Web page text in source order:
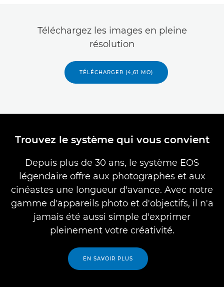
Téléchargez les images en pleine
résolution
TÉLÉCHARGER (4,61 MO)
Trouvez le système qui vous convient
Depuis plus de 30 ans, le système EOS
légendaire offre aux photographes et aux
cinéastes une longueur d'avance. Avec notre
gamme d'appareils photo et d'objectifs, il n'a
jamais été aussi simple d'exprimer
pleinement votre créativité.
EN SAVOIR PLUS